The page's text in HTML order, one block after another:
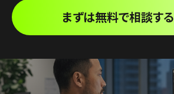
まずは無料で相談する